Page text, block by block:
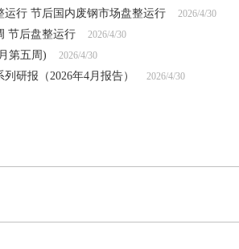
运行 节后国内废钢市场盘整运行 2026/4/30
节后盘整运行 2026/4/30
第五周) 2026/4/30
研报（2026年4月报告） 2026/4/30